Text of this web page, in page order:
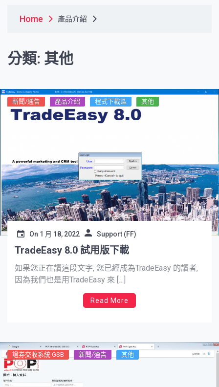
Home 產品介紹
分類: 其他
新聞/通告 產品介紹 程式下載區 其他
On 1 月 18, 2022 Support (FF)
TradeEasy 8.0 試用版下載
如果您正在讀這段文字, 您已經成為TradeEasy 的讀者,
因為我們也是用TradeEasy 來 […]
Read More
證券交收系統 GSB 新聞/通告 其他